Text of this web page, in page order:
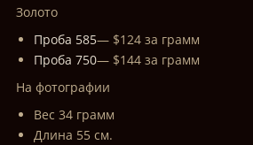
Золото
Проба 585— $124 за грамм
Проба 750— $144 за грамм
На фотографии
Вес 34 грамм
Длина 55 см.